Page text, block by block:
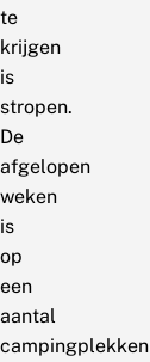
te
krijgen
is
stropen.
De
afgelopen
weken
is
op
een
aantal
campingplekken